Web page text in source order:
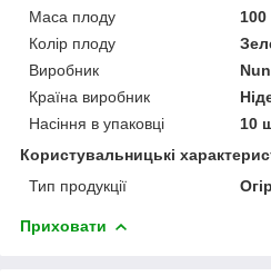
Маса плоду
100
Колір плоду
Виробник
Країна виробник
Насіння в упаковці
10
Користувальницькі
Тип продукції
Приховати